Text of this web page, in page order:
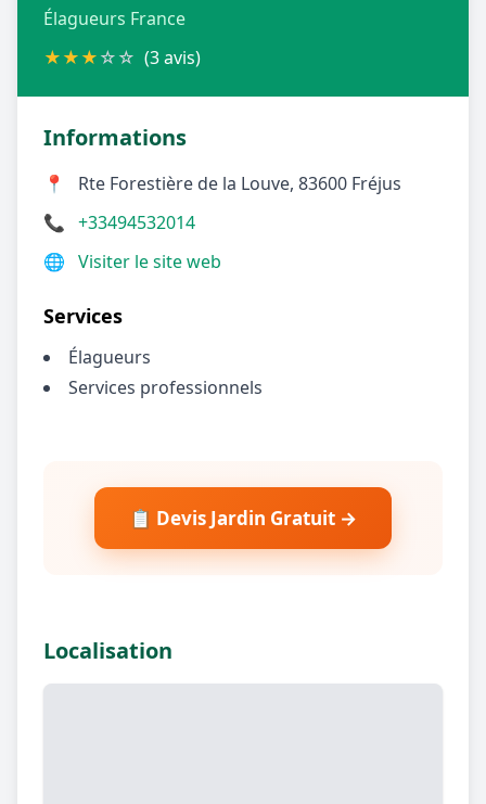
Élagueurs France
★★★☆☆ (3 avis)
Informations
📍
Rte Forestière de la Louve, 83600 Fréjus
📞 +33494532014
🌐 Visiter le site web
Services
Élagueurs
Services professionnels
📋 Devis Jardin Gratuit →
Localisation